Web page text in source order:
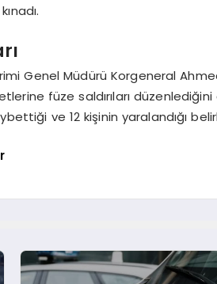
Genel Müdürü Korgeneral
füze saldırıları düzenlediğini
ve 12 kişinin yaralandığı